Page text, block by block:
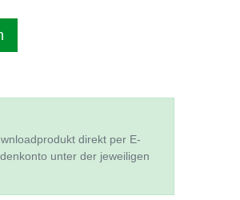
direkt per E-
unter der jeweiligen